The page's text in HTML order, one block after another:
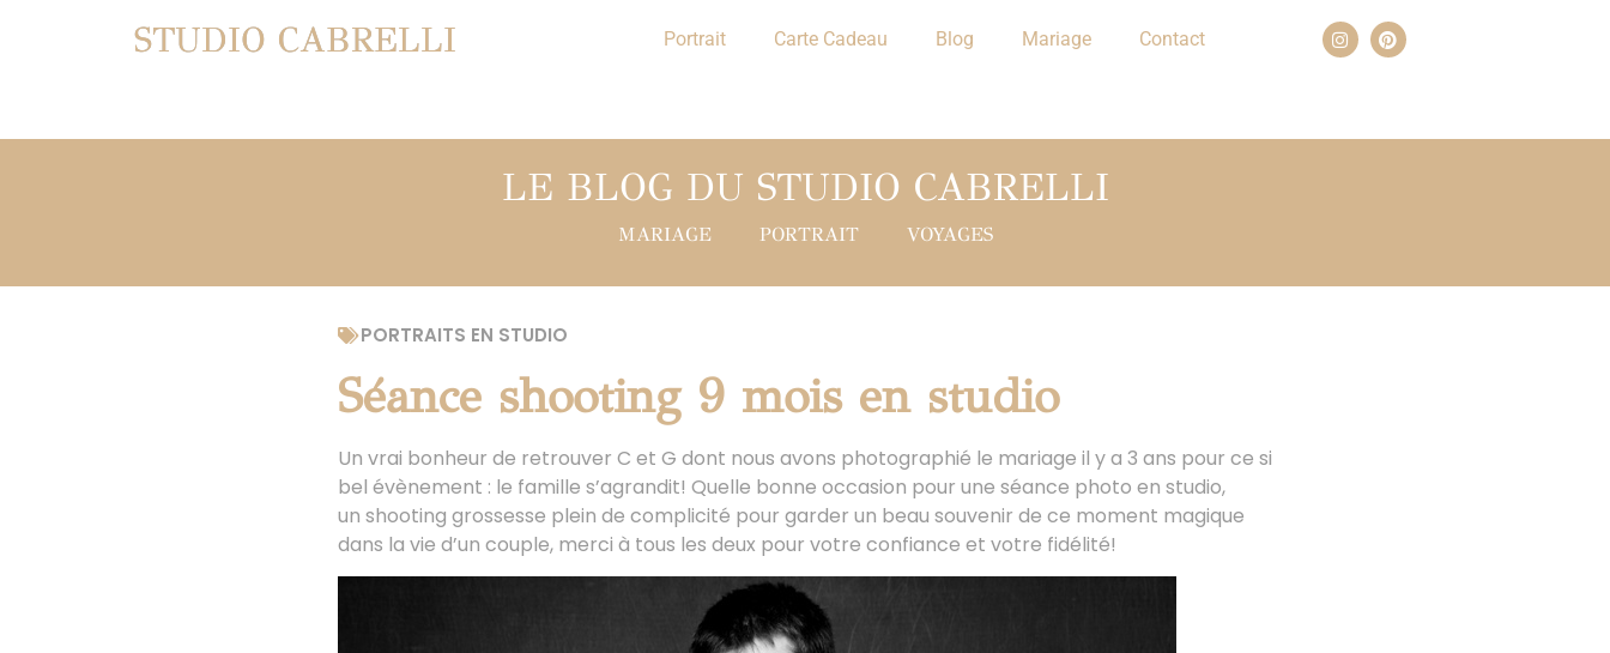
STUDIO CABRELLI Portrait Carte Cadeau Blog Mariage Contact
LE BLOG DU STUDIO CABRELLI
MARIAGE PORTRAIT VOYAGES
PORTRAITS EN STUDIO
Séance shooting 9 mois en studio
Un vrai bonheur de retrouver C et G dont nous avons photographié le mariage il y a 3 ans pour ce si
bel évènement : le famille s’agrandit! Quelle bonne occasion pour une séance photo en studio,
un shooting grossesse plein de complicité pour garder un beau souvenir de ce moment magique
dans la vie d’un couple, merci à tous les deux pour votre confiance et votre fidélité!